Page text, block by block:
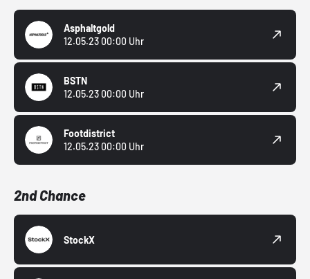
Asphaltgold
12.05.23 00:00 Uhr
BSTN
12.05.23 00:00 Uhr
Footdistrict
12.05.23 00:00 Uhr
2nd Chance
StockX